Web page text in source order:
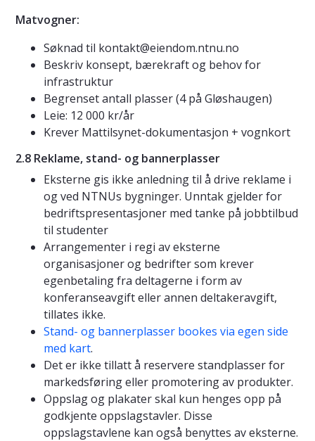
Matvogner:
Søknad til kontakt@eiendom.ntnu.no
Beskriv konsept, bærekraft og behov for
infrastruktur
Begrenset antall plasser (4 på Gløshaugen)
Leie: 12 000 kr/år
Krever Mattilsynet-dokumentasjon + vognkort
2.8 Reklame, stand- og bannerplasser
Eksterne gis ikke anledning til å drive reklame i
og ved NTNUs bygninger. Unntak gjelder for
bedriftspresentasjoner med tanke på jobbtilbud
til studenter
Arrangementer i regi av eksterne
organisasjoner og bedrifter som krever
egenbetaling fra deltagerne i form av
konferanseavgift eller annen deltakeravgift,
tillates ikke.
Stand- og bannerplasser bookes via egen side
med kart.
Det er ikke tillatt å reservere standplasser for
markedsføring eller promotering av produkter.
Oppslag og plakater skal kun henges opp på
godkjente oppslagstavler. Disse
oppslagstavlene kan også benyttes av eksterne.